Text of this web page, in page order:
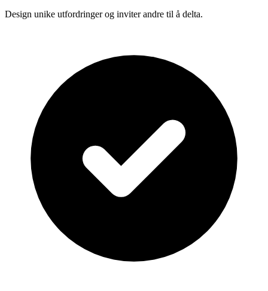
Design unike utfordringer og inviter andre til å delta.